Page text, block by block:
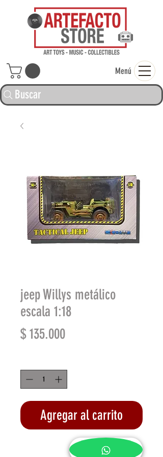
Buscar
Menú
jeep Willys metálico
escala 1:18
$ 135.000Precio
Agregar al carrito
Realizar compra